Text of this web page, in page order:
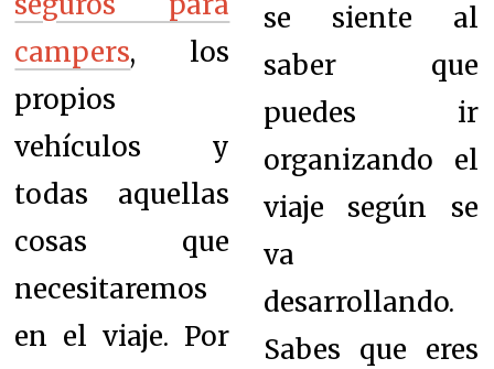
campers, los
propios
vehículos y
todas aquellas
cosas que
necesitaremos
en el viaje. Por
se siente al
saber que
puedes ir
organizando el
viaje según se
va
desarrollando.
Sabes que eres